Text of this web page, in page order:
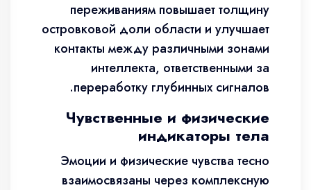
переживаниям повышает толщину
островковой доли области и улучшает
контакты между различными зонами
интеллекта, ответственными за
переработку глубинных сигналов.
Чувственные и физические
индикаторы тела
Эмоции и физические чувства тесно
взаимосвязаны через комплексную